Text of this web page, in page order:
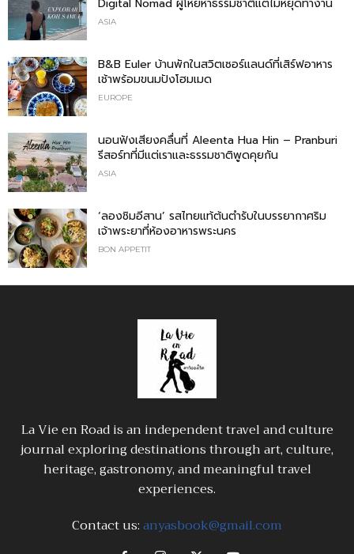
ASIA
B&B Euler บ้านพักในสวิตเซอร์แลนด์ที่เสิร์ฟอาหาร
เช้าพร้อมขนมปังโฮมเมด
EUROPE
นอนฟังเสียงคลื่นที่ Aleenta Hua Hin – Pranburi
รีสอร์ทที่มีแต่เราและธรรมชาติพูดคุยกัน
ASIA
‘ลองชิมอีสาน’ รสไทยแท้ต้นตำรับในบรรยากาศริม
เจ้าพระยาที่ห้องอาหารพระนคร
BON APPETIT
La Vie en Road is an independent travel and culture
journal exploring destinations through art, culture,
heritage, gastronomy, and meaningful travel
experiences.
Contact us:anyasbook@gmail.com